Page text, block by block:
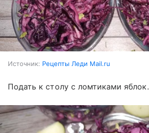
Источник: Рецепты Леди Mail.ru
Подать к столу с ломтиками яблок.